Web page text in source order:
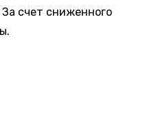
счет сниженного